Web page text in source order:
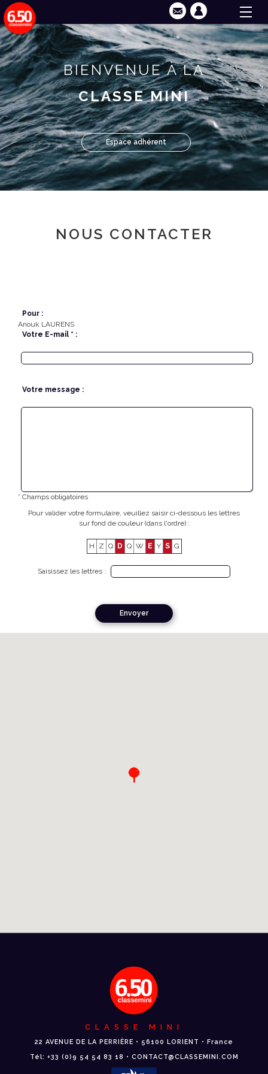
BIENVENUE À LA
CLASSE MINI
Espace adhérent
NOUS CONTACTER
Pour :
Anouk LAURENS
Votre E-mail * :
Votre message :
* Champs obligatoires
Pour valider votre formulaire, veuillez saisir ci-dessous les lettres
sur fond de couleur (dans l'ordre) :
H Z Q D Q W E Y S G
Saisissez les lettres :
CLASSE MINI
22 AVENUE DE LA PERRIÈRE • 56100 LORIENT • France
Tél: +33 (0)9 54 54 83 18 • CONTACT@CLASSEMINI.COM